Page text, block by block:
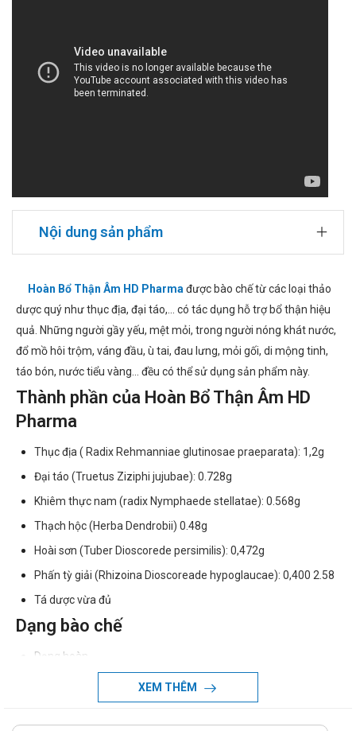
Nội dung sản phẩm
Hoàn Bổ Thận Âm HD Pharmađược bào chế từ các loại thảo
dược quý như thục địa, đại táo,... có tác dụng hỗ trợ bổ thận hiệu
quả. Những người gầy yếu, mệt mỏi, trong người nóng khát nước,
đổ mồ hôi trộm, váng đầu, ù tai, đau lưng, mỏi gối, di mộng tinh,
táo bón, nước tiểu vàng... đều có thể sử dụng sản phẩm này.
Thành phần của Hoàn Bổ Thận Âm HD
Pharma
Thục địa ( Radix Rehmanniae glutinosae praeparata): 1,2g
Đại táo (Truetus Ziziphi jujubae): 0.728g
Khiêm thực nam (radix Nymphaede stellatae): 0.568g
Thạch hộc (Herba Dendrobii) 0.48g
Hoài sơn (Tuber Dioscorede persimilis): 0,472g
Phấn tỳ giải (Rhizoina Dioscoreade hypoglaucae): 0,400 2.58
Tá dược vừa đủ
Dạng bào chế
Dạng hoàn
Công dụng - Chỉ định của Hoàn Bổ Thận
Âm HD Pharma
XEM THÊM